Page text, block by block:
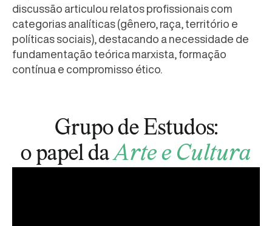
discussão articulou relatos profissionais com
categorias analíticas (gênero, raça, território e
políticas sociais), destacando a necessidade de
fundamentação teórica marxista, formação
contínua e compromisso ético.
Grupo de Estudos:
o papel daArte e Cultura